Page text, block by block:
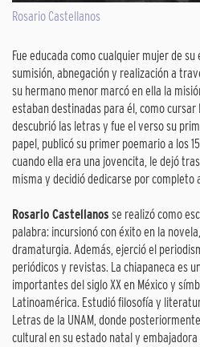
Rosario Castellanos
Fue educada como cualquier mujer de
sumisión, abnegación y realización a
su hermano menor marcó en ella la
estaban destinadas para él, como
descubrió las letras y fue el verso su
papel, publicó su primer poemario a los
cuando ella era una jovencita, le dejó
misma y decidió dedicarse por completo
Rosario Castellanos se realizó como
palabra: incursionó con éxito en la
dramaturgia. Además, ejerció el
periódicos y revistas. La chiapaneca es
importantes del siglo XX en México y
Latinoamérica. Estudió filosofía y
Letras de la UNAM, donde
cultural en su estado natal y embajadora